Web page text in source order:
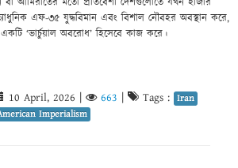
বা আমিরাতের মতো প্রতিবেশী দেশগুলোতে যখন হাজার
এফ-৩৫ যুদ্ধবিমান এবং বিশাল নৌবহর অবস্থান করে,
‘ভার্চুয়াল অবরোধ’ হিসেবে কাজ করে।
10 April, 2026 663 Tags : Iran
Imperialism